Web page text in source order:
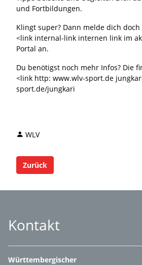
und Fortbildungen.
Klingt super? Dann melde dich
<link internal-link internen link im
Portal an.
Du benötigst noch mehr Infos? Die
<link http: www.wlv-sport.de
sport.de/jungkari
WLV
Zurück
Kontakt
Württembergischer